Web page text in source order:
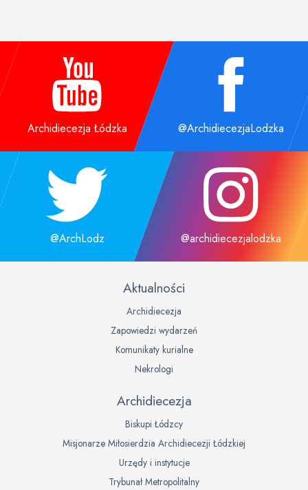
Archidiecezja Łódzka @ArchidiecezjaLodzka
@ArchLodz @archidiecezjalodzka
Aktualności
Archidiecezja
Zapowiedzi wydarzeń
Komunikaty kurialne
Nekrologi
Archidiecezja
Biskupi Łódzcy
Misjonarze Miłosierdzia Archidiecezji Łódzkiej
Urzędy i instytucje
Trybunał Metropolitalny